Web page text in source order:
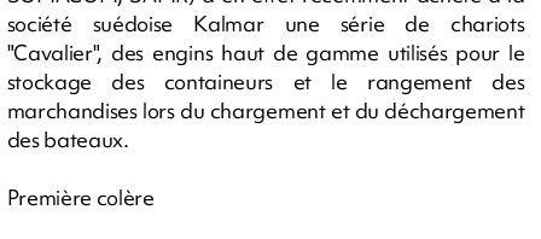
société suédoise Kalmar une série de chariots
"Cavalier", des engins haut de gamme utilisés pour le
stockage des containeurs et le rangement des
marchandises lors du chargement et du déchargement
des bateaux.
Première colère